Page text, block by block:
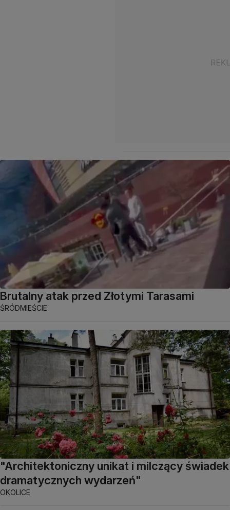
Brutalny atak przed Złotymi Tarasami
ŚRÓDMIEŚCIE
"Architektoniczny unikat i milczący świadek
dramatycznych wydarzeń"
OKOLICE